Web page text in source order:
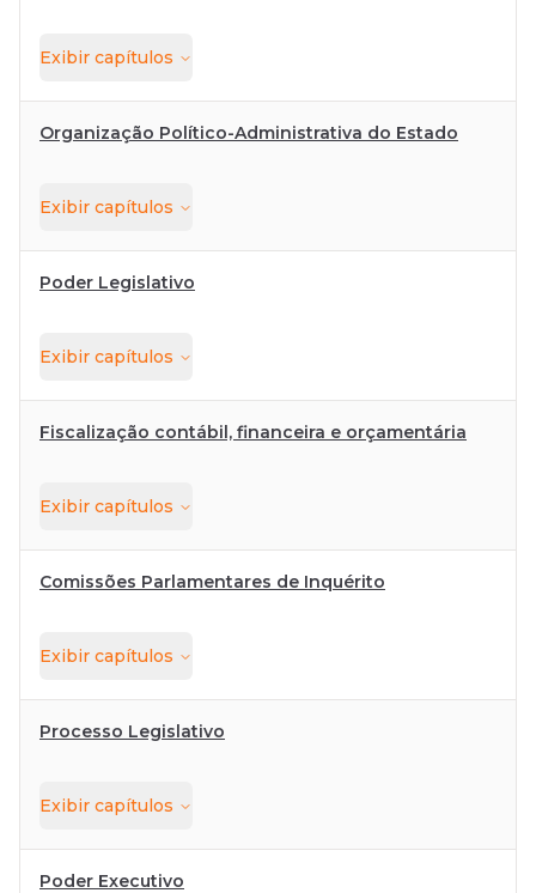
Exibir capítulos
Organização Político-Administrativa do Estado
Exibir capítulos
Poder Legislativo
Exibir capítulos
Fiscalização contábil, financeira e orçamentária
Exibir capítulos
Comissões Parlamentares de Inquérito
Exibir capítulos
Processo Legislativo
Exibir capítulos
Poder Executivo